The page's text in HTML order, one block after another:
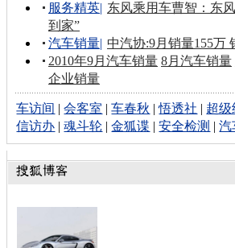
服务精英| 东风乘用车曹智：东
到家”
汽车销量| 中汽协:9月销量155万
2010年9月汽车销量 8月汽车销量
企业销量
车访间 |会客室 |车春秋 |悟透社 | 超级
信访办 |魂斗轮 |金狐谍 |安全检测 |汽